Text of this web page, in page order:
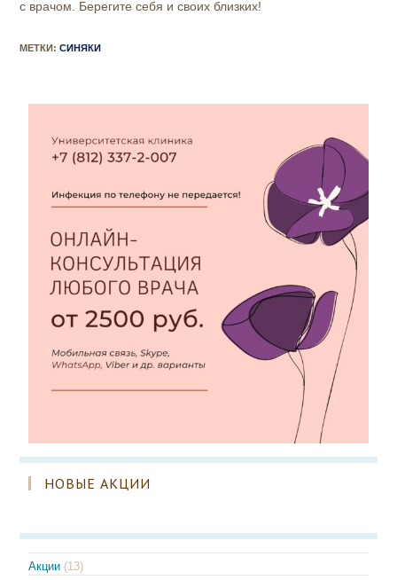
с врачом. Берегите себя и своих близких!
МЕТКИ:СИНЯКИ
НОВЫЕ АКЦИИ
Акции (13)